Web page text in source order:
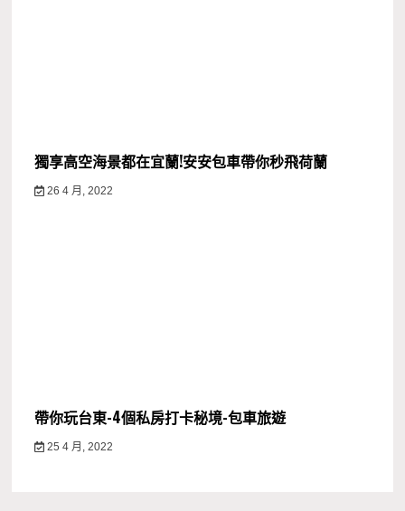
獨享高空海景都在宜蘭!安安包車帶你秒飛荷蘭
26 4 月, 2022
帶你玩台東-4個私房打卡秘境-包車旅遊
25 4 月, 2022